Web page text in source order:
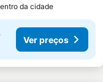
da cidade
Ver preços